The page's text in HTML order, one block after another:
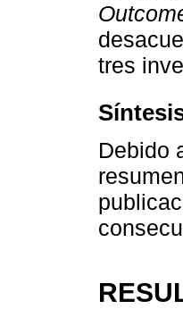
tres
Debido